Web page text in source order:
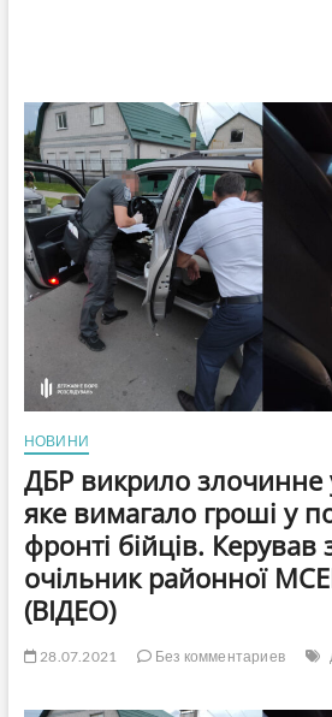
НОВИНИ
ДБР викрило злочинне
яке вимагало гроші у
фронті бійців.
очільник районної
(ВІДЕО)
28.07.2021 Без комментариев